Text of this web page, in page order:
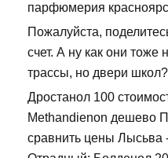
парфюмерия
Пожалуйста,
счет. А ну как они
трассы, но двери школ?
Дростанол 100
Methandienon дешево
сравнить цены Лысьва